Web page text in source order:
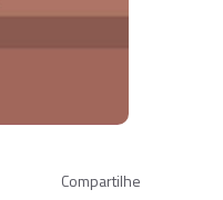
Compartilhe